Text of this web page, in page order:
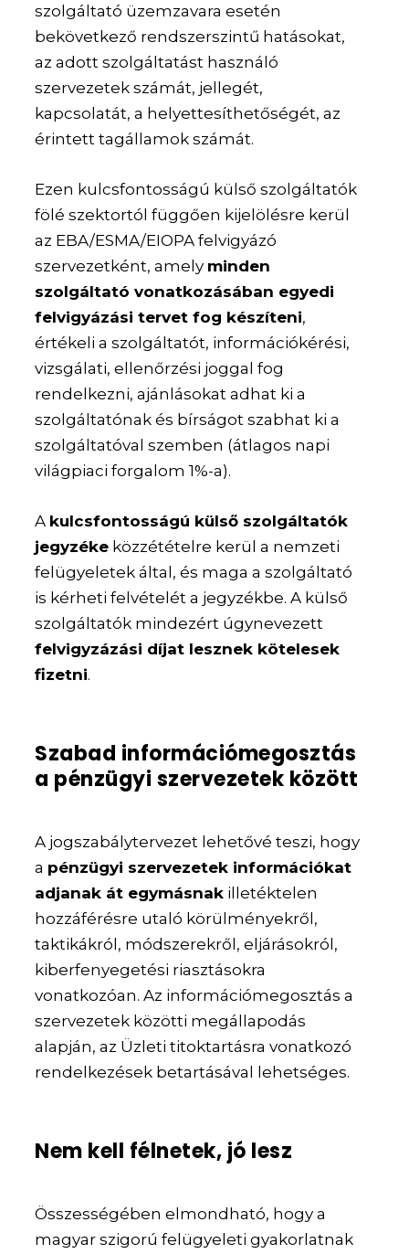
szolgáltató üzemzavara esetén
bekövetkező rendszerszintű hatásokat,
az adott szolgáltatást használó
szervezetek számát, jellegét,
kapcsolatát, a helyettesíthetőségét, az
érintett tagállamok számát.
Ezen kulcsfontosságú külső szolgáltatók
fölé szektortól függően kijelölésre kerül
az EBA/ESMA/EIOPA felvigyázó
szervezetként, amely minden
szolgáltató vonatkozásában egyedi
felvigyázási tervet fog készíteni,
értékeli a szolgáltatót, információkérési,
vizsgálati, ellenőrzési joggal fog
rendelkezni, ajánlásokat adhat ki a
szolgáltatónak és bírságot szabhat ki a
szolgáltatóval szemben (átlagos napi
világpiaci forgalom 1%-a).
A kulcsfontosságú külső szolgáltatók
jegyzéke közzétételre kerül a nemzeti
felügyeletek által, és maga a szolgáltató
is kérheti felvételét a jegyzékbe. A külső
szolgáltatók mindezért úgynevezett
felvigyzázási díjat lesznek kötelesek
fizetni.
Szabad információmegosztás
a pénzügyi szervezetek között
A jogszabálytervezet lehetővé teszi, hogy
a pénzügyi szervezetek információkat
adjanak át egymásnak illetéktelen
hozzáférésre utaló körülményekről,
taktikákról, módszerekről, eljárásokról,
kiberfenyegetési riasztásokra
vonatkozóan. Az információmegosztás a
szervezetek közötti megállapodás
alapján, az Üzleti titoktartásra vonatkozó
rendelkezések betartásával lehetséges.
Nem kell félnetek, jó lesz
Összességében elmondható, hogy a
magyar szigorú felügyeleti gyakorlatnak